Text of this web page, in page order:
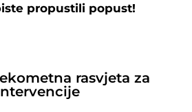
propustili popust!
rasvjeta za